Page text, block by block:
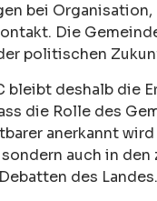
bei
Die
politischen
bleibt deshalb die
die Rolle des
anerkannt
auch in den
des Landes.